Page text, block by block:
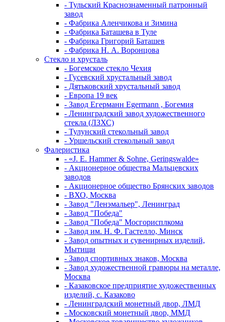
- Тульский Краснознаменный патронный
завод
- Фабрика Аленчикова и Зимина
- Фабрика Баташева в Туле
- Фабрика Григорий Баташев
- Фабрика Н. А. Воронцова
Стекло и хрусталь
- Богемское стекло Чехия
- Гусевский хрустальный завод
- Дятьковский хрустальный завод
- Европа 19 век
- Завод Егерманн Egermann , Богемия
- Ленинградский завод художественного
стекла (ЛЗХС)
- Тулунский стекольный завод
- Уршельский стекольный завод
Фалеристика
- «J. E. Hammer & Sohne, Geringswalde»
- Акционерное общества Мальцевских
заводов
- Акционерное общество Брянских заводов
- ВХО, Москва
- Завод "Ленэмальер", Ленинград
- Завод "Победа"
- Завод "Победа" Мосгорисплкома
- Завод им. Н. Ф. Гастелло, Минск
- Завод опытных и сувенирных изделий,
Мытищи
- Завод спортивных знаков, Москва
- Завод художественной гравюры на металле,
Москва
- Казаковское предприятие художественных
изделий, с. Казаково
- Ленинградский монетный двор, ЛМД
- Московский монетный двор, ММД